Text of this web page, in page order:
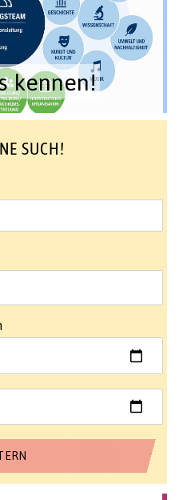
kennen!
SUCH!